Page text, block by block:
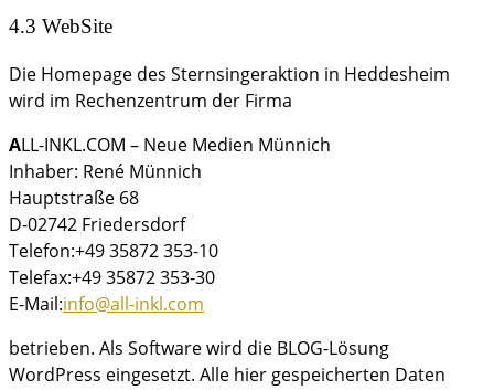
4.3 WebSite
Die Homepage des Sternsingeraktion in Heddesheim
wird im Rechenzentrum der Firma
ALL-INKL.COM – Neue Medien Münnich
Inhaber: René Münnich
Hauptstraße 68
D-02742 Friedersdorf
Telefon:+49 35872 353-10
Telefax:+49 35872 353-30
E-Mail:info@all-inkl.com
betrieben. Als Software wird die BLOG-Lösung
WordPress eingesetzt. Alle hier gespeicherten Daten